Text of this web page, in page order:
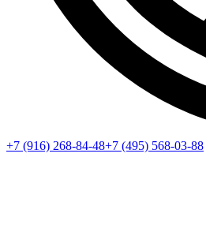
+7 (916) 268-84-48+7 (495) 568-03-88